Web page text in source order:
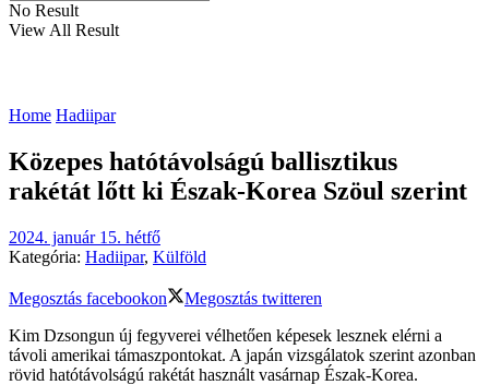
No Result
View All Result
Home Hadiipar
Közepes hatótávolságú ballisztikus
rakétát lőtt ki Észak-Korea Szöul szerint
2024. január 15. hétfő
Kategória: Hadiipar, Külföld
Megosztás facebookon
Megosztás twitteren
Kim Dzsongun új fegyverei vélhetően képesek lesznek elérni a
távoli amerikai támaszpontokat. A japán vizsgálatok szerint azonban
rövid hatótávolságú rakétát használt vasárnap Észak-Korea.